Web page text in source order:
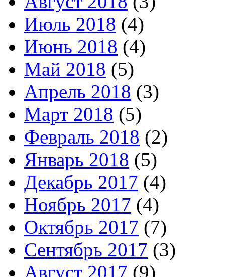
Июль 2018 (4)
Июнь 2018 (4)
Май 2018 (5)
Апрель 2018 (3)
Март 2018 (5)
Февраль 2018 (2)
Январь 2018 (5)
Декабрь 2017 (4)
Ноябрь 2017 (4)
Октябрь 2017 (7)
Сентябрь 2017 (3)
Август 2017 (9)